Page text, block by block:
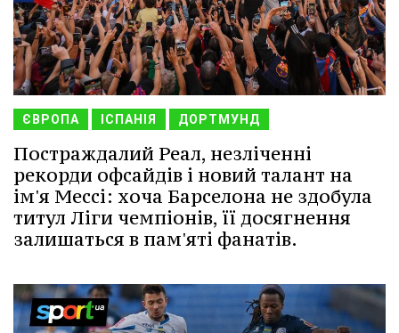
ЄВРОПА ІСПАНІЯ ДОРТМУНД
Постраждалий Реал, незліченні
рекорди офсайдів і новий талант на
ім'я Мессі: хоча Барселона не здобула
титул Ліги чемпіонів, її досягнення
залишаться в пам'яті фанатів.